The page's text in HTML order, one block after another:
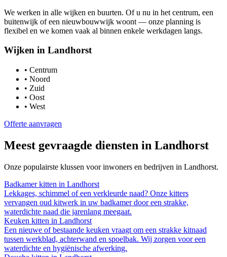
We werken in alle wijken en buurten. Of u nu in het centrum, een
buitenwijk of een nieuwbouwwijk woont — onze planning is
flexibel en we komen vaak al binnen enkele werkdagen langs.
Wijken in Landhorst
• Centrum
• Noord
• Zuid
• Oost
• West
Offerte aanvragen
Meest gevraagde diensten in Landhorst
Onze populairste klussen voor inwoners en bedrijven in Landhorst.
Badkamer kitten in Landhorst
Lekkages, schimmel of een verkleurde naad? Onze kitters
vervangen oud kitwerk in uw badkamer door een strakke,
waterdichte naad die jarenlang meegaat.
Keuken kitten in Landhorst
Een nieuwe of bestaande keuken vraagt om een strakke kitnaad
tussen werkblad, achterwand en spoelbak. Wij zorgen voor een
waterdichte en hygiënische afwerking.